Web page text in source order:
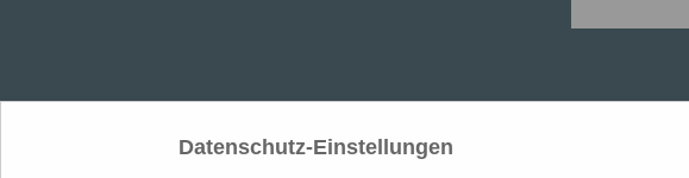
Datenschutz-Einstellungen